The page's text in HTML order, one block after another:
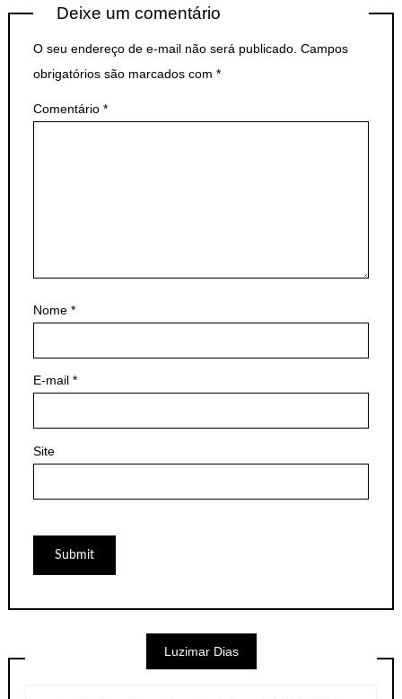
Deixe um comentário
O seu endereço de e-mail não será publicado. Campos
obrigatórios são marcados com *
Comentário *
Nome *
E-mail *
Site
Luzimar Dias